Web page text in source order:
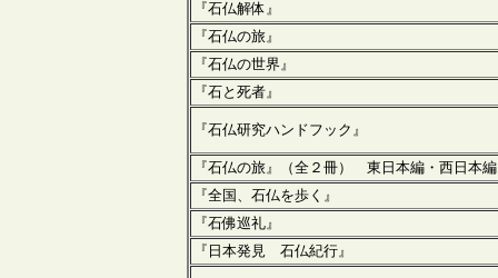
『石仏解体』
『石仏の旅』
『石仏の世界』
『石と死者』
『石仏研究ハンドフック』
『石仏の旅』（全２冊） 東日本編・西日本編
『全国、石仏を歩く』
『石佛巡礼』
『日本発見 石仏紀行』